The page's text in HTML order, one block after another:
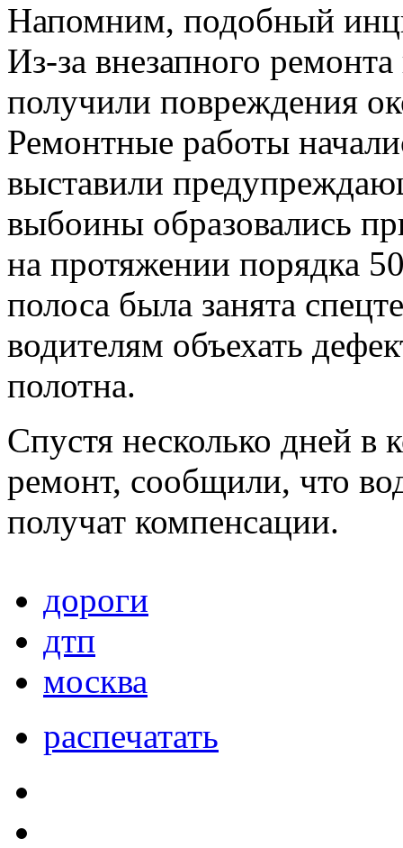
Напомним, подобный
Из-за внезапного
получили повреждения
Ремонтные работы
выставили
выбоины образовались
на протяжении порядка
полоса была занята
водителям объехать
полотна.
Спустя несколько дней
ремонт, сообщили, что
получат компенсации.
дороги
дтп
москва
распечатать